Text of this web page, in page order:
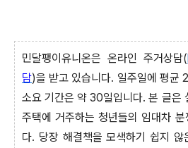
민달팽이유니온은 온라인 주거상담(
담)을 받고 있습니다. 일주일에 평균
소요 기간은 약 30일입니다. 본 글은
주택에 거주하는 청년들의 임대차
다. 당장 해결책을 모색하기 쉽지 않